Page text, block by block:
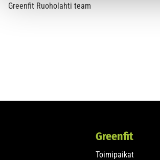
Greenfit Ruoholahti team
Greenfit
Toimipaikat